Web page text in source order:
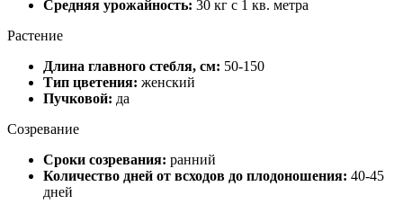
Средняя урожайность: 30 кг с 1 кв. метра
Растение
Длина главного стебля, см: 50-150
Тип цветения: женский
Пучковой: да
Созревание
Сроки созревания: ранний
Количество дней от всходов до плодоношения: 40-45
дней